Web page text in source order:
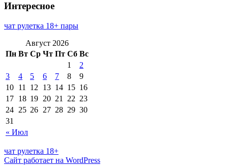
Интересное
чат рулетка 18+ пары
Август 2026
Пн Вт Ср Чт Пт Сб Вс
« Июл
1
2
3
4 5 6 7 8
9
10 11 12 13 14 15 16
17 18 19 20 21 22 23
24 25 26 27 28 29 30
31
чат рулетка 18+
Сайт работает на WordPress